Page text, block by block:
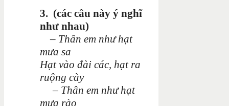
3. (các câu này ý nghĩ
như nhau)
– Thân em như hạt
mưa sa
Hạt vào đài các, hạt ra
ruộng cày
– Thân em như hạt
mưa rào